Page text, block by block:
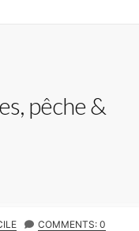
pêche &
COMMENTS: 0